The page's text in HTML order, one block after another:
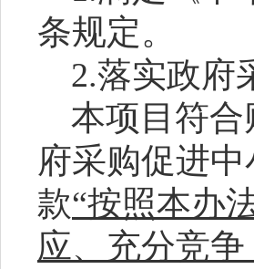
条规定。
2.落实政府
本项目符
府采购促进
款“按照本办
应、充分竞